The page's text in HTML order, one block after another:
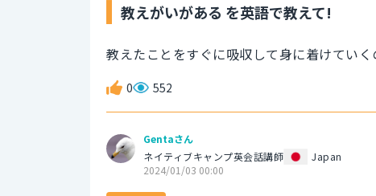
教えがいがある を英語で教えて!
教えたことをすぐに吸収して身に着けてい
0 552
Gentaさん
ネイティブキャンプ英会話講師
Japan
2024/01/03 00:00